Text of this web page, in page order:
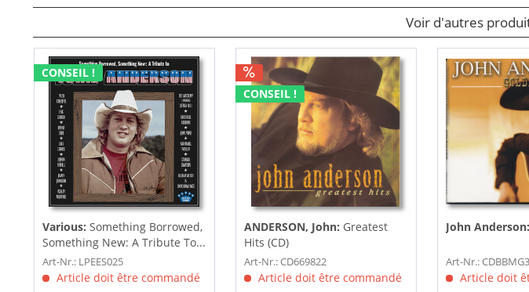
Voir d'autres
CONSEIL !
Various: Something Borrowed,
Something New: A Tribute To...
Art-Nr.: LPEES025
Article doit être commandé
CONSEIL !
ANDERSON, John: Greatest
Hits (CD)
Art-Nr.: CD669822
Article doit être commandé
John Anderson:
Art-Nr.:
Article doit